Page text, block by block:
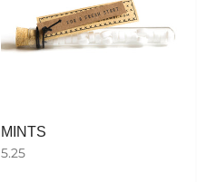
MINTS
5.25